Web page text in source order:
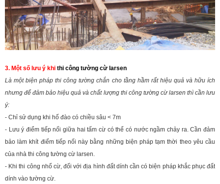
3. Một số lưu ý khi thi công tường cừ larsen
Là một biện pháp thi công tường chắn cho tầng hầm rất hiệu quả và hữu ích
nhưng để đảm bảo hiệu quả và chất lượng thi công tường cừ larsen thì cần lưu
ý:
- Chỉ sử dụng khi hố đào có chiều sâu < 7m
- Lưu ý điểm tiếp nối giữa hai tấm cừ có thể có nước ngầm chảy ra. Cần đảm
bảo làm khít điểm tiếp nối này bằng những biện pháp tạm thời theo yêu cầu
của nhà thi công tường cừ larsen.
- Khi thi công nhổ cừ, đối với địa hình đất dính cần có biện pháp khắc phục đất
dính vào tường cừ.